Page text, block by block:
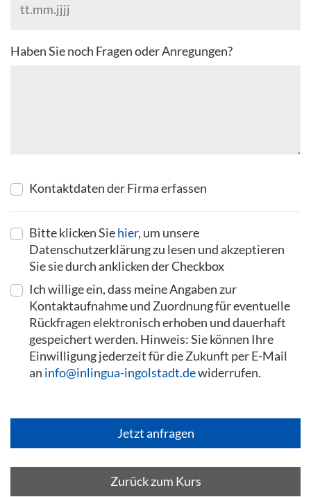
Haben Sie noch Fragen oder Anregungen?
Kontaktdaten der Firma erfassen
Bitte klicken Siehier, um unsere
Datenschutzerklärung zu lesen und akzeptieren
Sie sie durch anklicken der Checkbox
Ich willige ein, dass meine Angaben zur
Kontaktaufnahme und Zuordnung für eventuelle
Rückfragen elektronisch erhoben und dauerhaft
gespeichert werden. Hinweis: Sie können Ihre
Einwilligung jederzeit für die Zukunft per E-Mail
an info@inlingua-ingolstadt.dewiderrufen.
Zurück zum Kurs